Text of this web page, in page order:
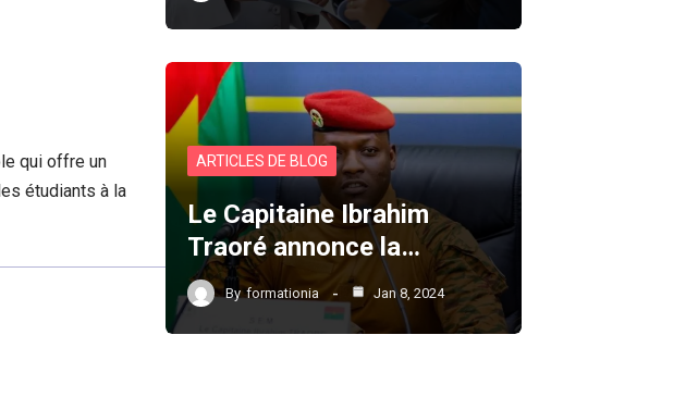
qui offre un
étudiants à la
ARTICLES DE BLOG
Le Capitaine Ibrahim
Traoré annonce la…
By formationia Jan 8, 2024